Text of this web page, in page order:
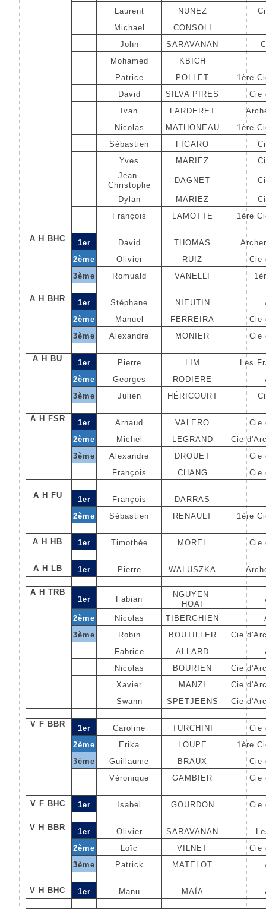
Laurent
NUNEZ
Michael
CONSOLI
John
SARAVANAN
Mohamed
KBICH
Patrice
POLLET
1ère
David
SILVA PIRES
Cie
Ivan
LARDERET
Nicolas
MATHONEAU
1ère
Sébastien
FIGARO
Yves
MARIEZ
Jean-
Christophe
DAGNET
Dylan MARIEZ
François
LAMOTTE 1ère
A H BHC 1er David THOMAS
2ème
Olivier RUIZ
Cie
3ème
Romuald VANELLI
A H BHR 1er Stéphane NIEUTIN
2ème
Manuel FERREIRA
Cie
3ème
Alexandre MONIER Cie
A H BU 1er Pierre LIM
Les
2ème
Georges RODIERE
3ème
Julien HÉRICOURT
A H FSR 1er Arnaud VALERO
Cie
2ème
Michel LEGRAND
Cie
3ème
Alexandre DROUET
Cie
François
CHANG Cie
A H FU 1er François
DARRAS
2ème
Sébastien RENAULT 1ère
A H HB 1er Timothée MOREL Cie
A H LB 1er Pierre WALUSZKA
A H TRB
1er
Fabian
NGUYEN-
HOAI
2ème Nicolas TIBERGHIEN
3ème
Robin BOUTILLER
Cie
Fabrice
ALLARD
Nicolas
BOURIEN
Cie
Xavier
MANZI
Cie
Swann
SPETJEENS Cie
V F BBR 1er Caroline TURCHINI
Cie
2ème
Erika LOUPE
1ère
3ème
Guillaume BRAUX
Cie
Véronique
GAMBIER Cie
V F BHC 1er Isabel GOURDON Cie
V H BBR 1er Olivier SARAVANAN
2ème
Loïc VILNET
Cie
3ème
Patrick MATELOT
V H BHC 1er Manu MAÏA